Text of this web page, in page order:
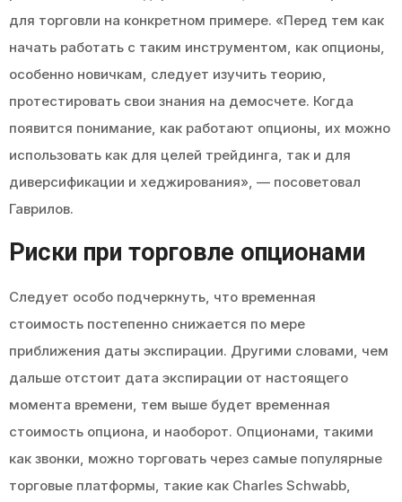
для торговли на конкретном примере. «Перед тем как
начать работать с таким инструментом, как опционы,
особенно новичкам, следует изучить теорию,
протестировать свои знания на демосчете. Когда
появится понимание, как работают опционы, их можно
использовать как для целей трейдинга, так и для
диверсификации и хеджирования», — посоветовал
Гаврилов.
Риски при торговле опционами
Следует особо подчеркнуть, что временная
стоимость постепенно снижается по мере
приближения даты экспирации. Другими словами, чем
дальше отстоит дата экспирации от настоящего
момента времени, тем выше будет временная
стоимость опциона, и наоборот. Опционами, такими
как звонки, можно торговать через самые популярные
торговые платформы, такие как Charles Schwabb,